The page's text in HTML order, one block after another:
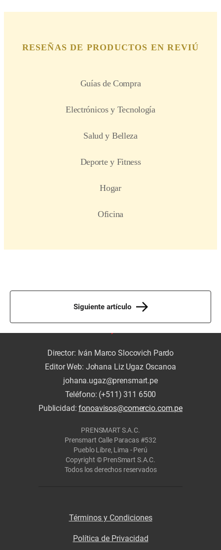
Siguiente artículo
Director: Iván Marco Slocovich Pardo
Editor Web: Johana Liz Ugaz Oscanoa
johana.ugaz@prensmart.pe
Teléfono: (+511) 311 6500
Publicidad:fonoavisos@comercio.com.pe
PRENSMART S.A.C.
Prensmart Calle Paracas #532
Pueblo Libre, Lima - Perú
Copyright © PrenSmart S.A.C.
Todos los derechos reservados
Términos y Condiciones
Política de Privacidad